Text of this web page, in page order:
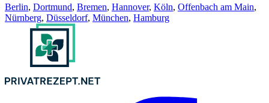
Berlin, Dortmund, Bremen, Hannover, Köln, Offenbach am Main,
Nürnberg, Düsseldorf, München, Hamburg